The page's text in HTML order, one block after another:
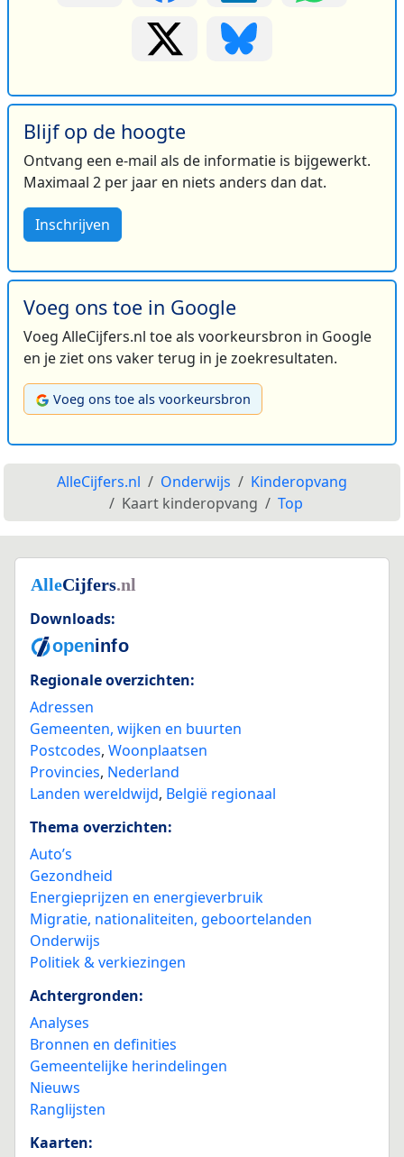
Blijf op de hoogte
Ontvang een e-mail als de informatie is bijgewerkt.
Maximaal 2 per jaar en niets anders dan dat.
Inschrijven
Voeg ons toe in Google
Voeg AlleCijfers.nl toe als voorkeursbron in Google
en je ziet ons vaker terug in je zoekresultaten.
Voeg ons toe als voorkeursbron
AlleCijfers.nl Onderwijs
Kinderopvang
Kaart kinderopvang
Top
Downloads:
Regionale overzichten:
Adressen
Gemeenten, wijken en buurten
Postcodes, Woonplaatsen
Provincies, Nederland
Landen wereldwijd, België regionaal
Thema overzichten:
Auto’s
Gezondheid
Energieprijzen en energieverbruik
Migratie, nationaliteiten, geboortelanden
Onderwijs
Politiek & verkiezingen
Achtergronden:
Analyses
Bronnen en definities
Gemeentelijke herindelingen
Nieuws
Ranglijsten
Kaarten: